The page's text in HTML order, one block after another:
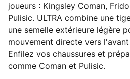
joueurs : Kingsley Coman,
Pulisic. ULTRA combine une
une semelle extérieure légère
mouvement directe vers
Enfilez vos chaussures et
comme Coman et Pulisic.